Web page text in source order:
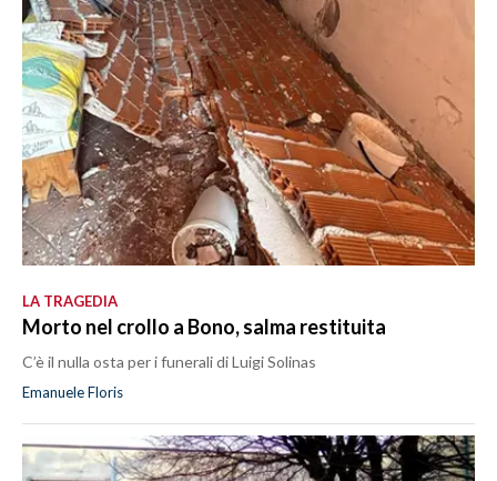
LA TRAGEDIA
Morto nel crollo a Bono, salma restituita
C’è il nulla osta per i funerali di Luigi Solinas
Emanuele Floris